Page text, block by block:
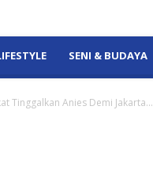
SENI & BUDAYA
Tinggalkan Anies Demi Jakarta...